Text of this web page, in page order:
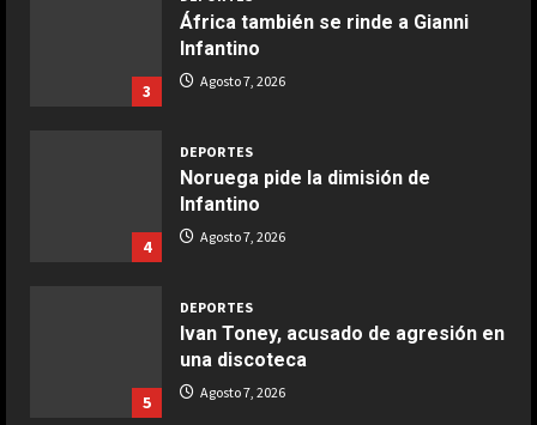
COCINA
aire
COCINA
Buñuelos de alcachofas
COCINA
Ternera guisada con senderuelas
3
África también se rinde a Gianni
Infantino
Agosto 7, 2026
4
DEPORTES
Noruega pide la dimisión de
Infantino
Agosto 7, 2026
5
DEPORTES
Ivan Toney, acusado de agresión en
una discoteca
Agosto 7, 2026